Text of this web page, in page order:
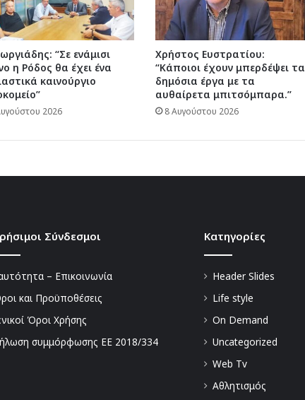
“Σε ενάμισι
η Ρόδος θα έχει ένα
καινούργιο
2026
Χρήστος Ευστρατίου:
“Κάποιοι έχουν μπερδέψει τα
δημόσια έργα με τα
αυθαίρετα μπιτσόμπαρα.”
8 Αυγούστου 2026
Σύνδεσμοι
– Επικοινωνία
και Προϋποθέσεις
Όροι Χρήσης
συμμόρφωσης ΕΕ 2018/334
Kατηγορίες
Header Slides
Life style
On Demand
Uncategorized
Web Tv
Αθλητισμός